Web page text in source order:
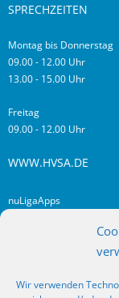
Wir verwenden
SPRECHZEITEN
Montag bis Donnerstag
09.00 - 12.00 Uhr
13.00 - 15.00 Uhr
Freitag
09.00 - 12.00 Uhr
WWW.HVSA.DE
nuLigaApps
RSS